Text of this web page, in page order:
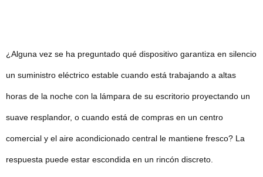
¿Alguna vez se ha preguntado qué dispositivo garantiza en silencio
un suministro eléctrico estable cuando está trabajando a altas
horas de la noche con la lámpara de su escritorio proyectando un
suave resplandor, o cuando está de compras en un centro
comercial y el aire acondicionado central le mantiene fresco? La
respuesta puede estar escondida en un rincón discreto.